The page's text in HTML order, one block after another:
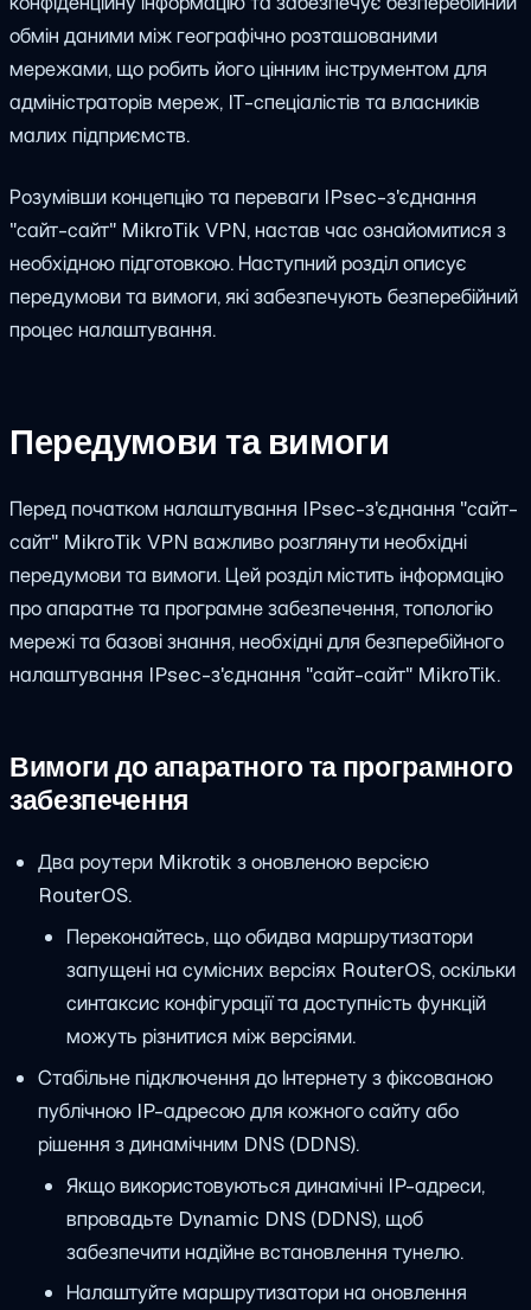
обмін даними між географічно розташованими
мережами, що робить його цінним інструментом для
адміністраторів мереж, IT-спеціалістів та власників
малих підприємств.
Розумівши концепцію та переваги IPsec-з'єднання
"сайт-сайт" MikroTik VPN, настав час ознайомитися з
необхідною підготовкою. Наступний розділ описує
передумови та вимоги, які забезпечують безперебійний
процес налаштування.
Передумови та вимоги
Перед початком налаштування IPsec-з'єднання "сайт-
сайт" MikroTik VPN важливо розглянути необхідні
передумови та вимоги. Цей розділ містить інформацію
про апаратне та програмне забезпечення, топологію
мережі та базові знання, необхідні для безперебійного
налаштування IPsec-з'єднання "сайт-сайт" MikroTik.
Вимоги до апаратного та програмного
забезпечення
Два роутери Mikrotik з оновленою версією
RouterOS.
Переконайтесь, що обидва маршрутизатори
запущені на сумісних версіях RouterOS, оскільки
синтаксис конфігурації та доступність функцій
можуть різнитися між версіями.
Стабільне підключення до Інтернету з фіксованою
публічною IP-адресою для кожного сайту або
рішення з динамічним DNS (DDNS).
Якщо використовуються динамічні IP-адреси,
впровадьте Dynamic DNS (DDNS), щоб
забезпечити надійне встановлення тунелю.
Налаштуйте маршрутизатори на оновлення